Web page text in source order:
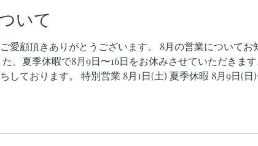
いて
愛顧頂きありがとうございます。 8月の営業について
月9日(日)〜8月16日（日） ※8月17日(月)より通常